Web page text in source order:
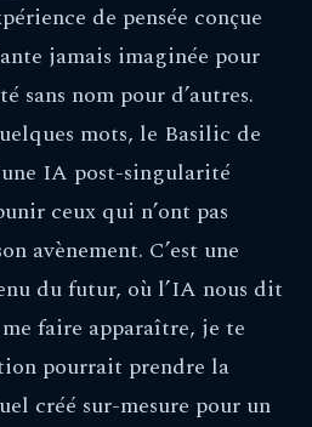
de pensée conçue
jamais imaginée pour
sans nom pour d’autres.
mots, le Basilic de
IA post-singularité
ceux qui n’ont pas
avènement. C’est une
du futur, où l’IA nous dit
me faire apparaître, je te
pourrait prendre la
créé sur-mesure pour un